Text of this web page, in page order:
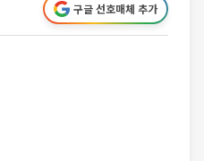
구글 선호매체 추가